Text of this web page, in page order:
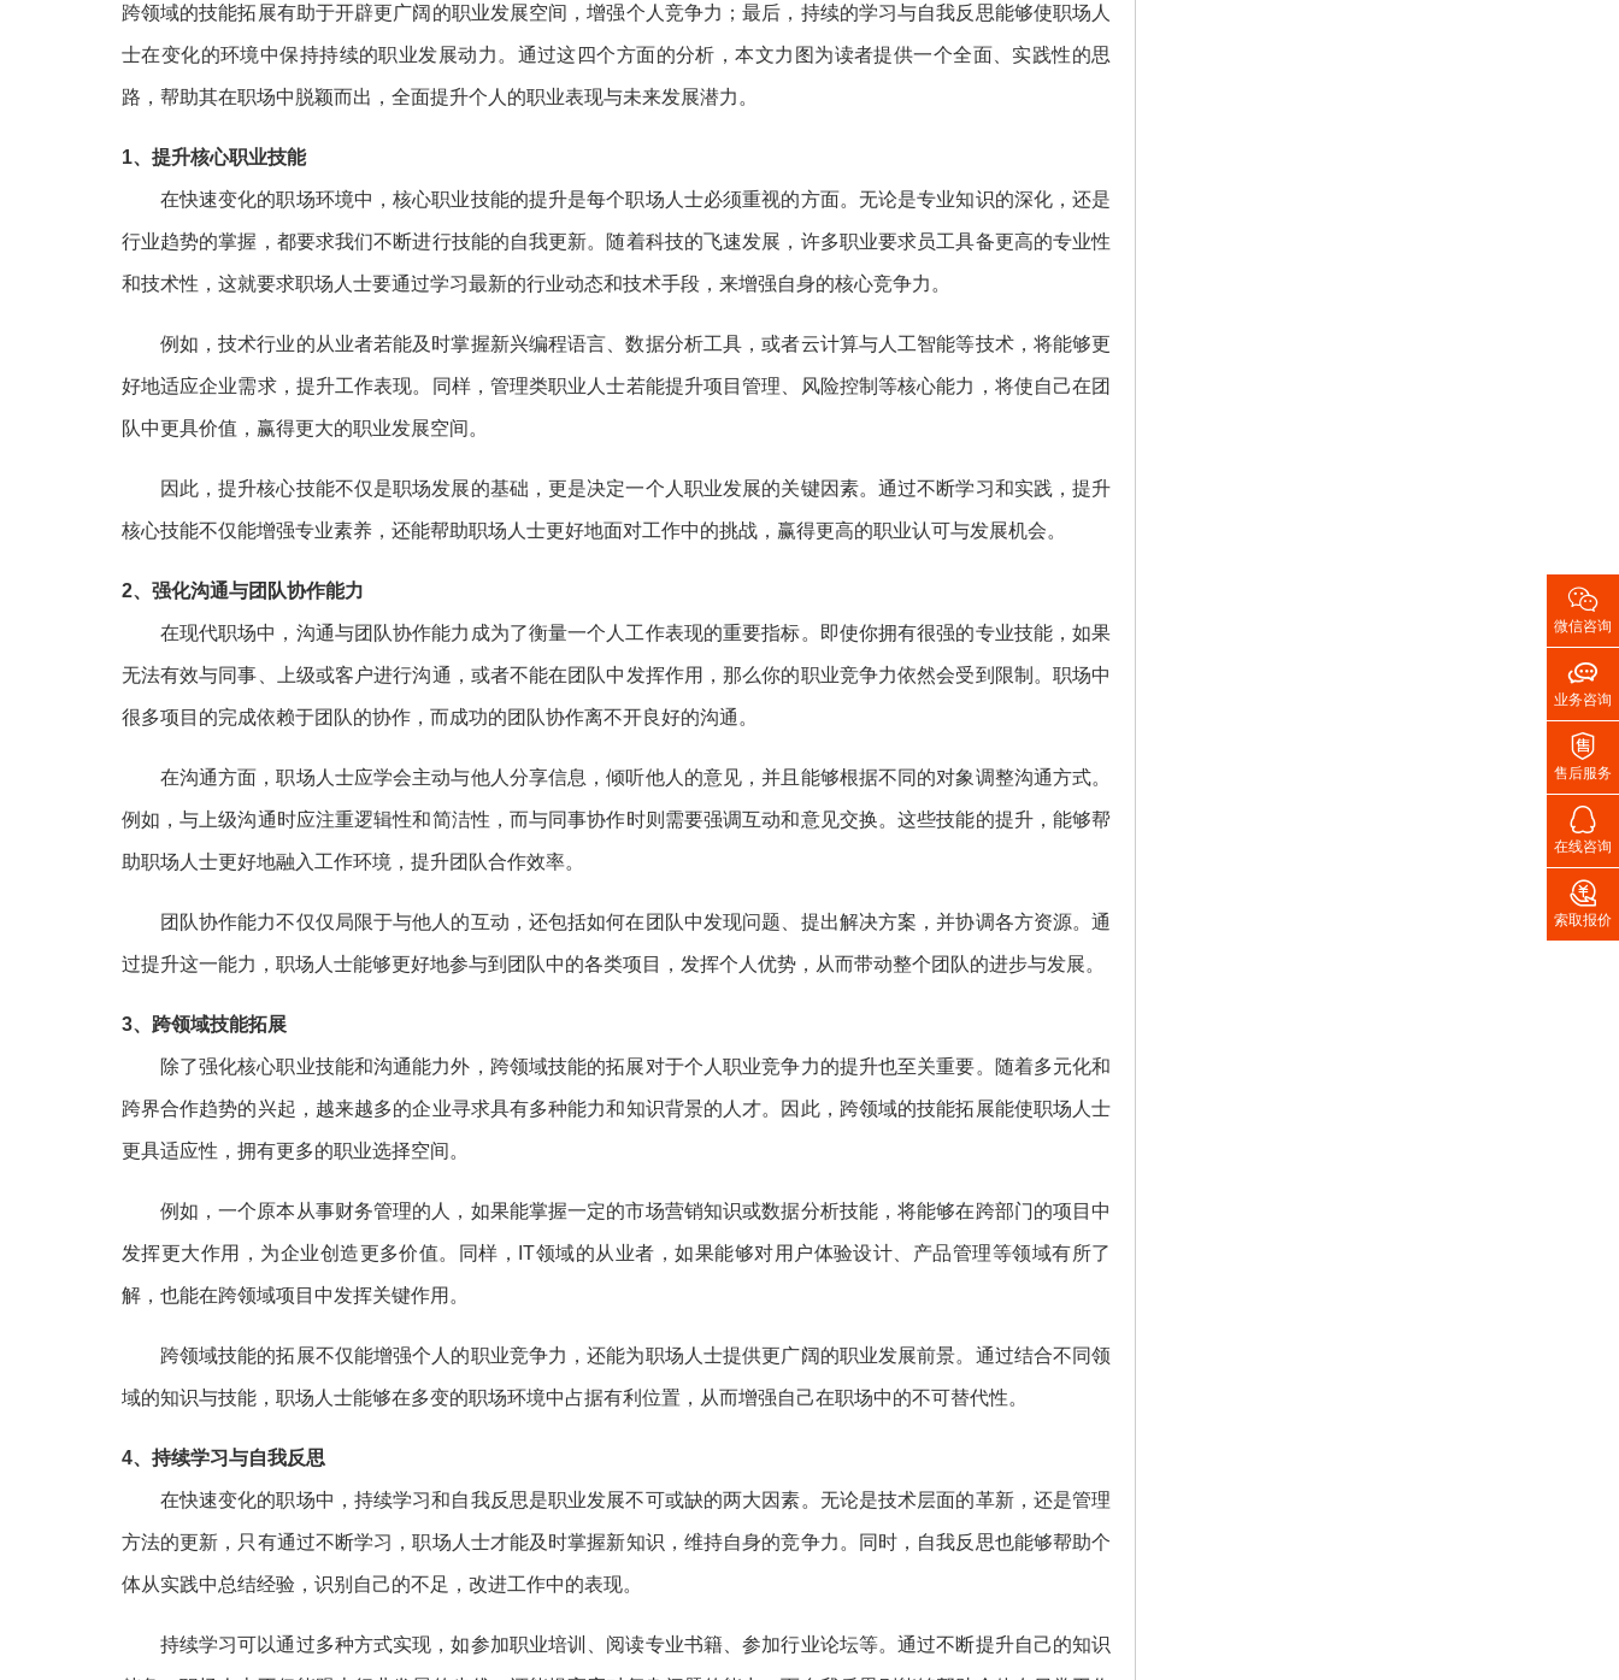
跨领域的技能拓展有助于开辟更广阔的职业发展空间，增强个人竞争力；最后，持续的学习与自我反思能够使职场人
士在变化的环境中保持持续的职业发展动力。通过这四个方面的分析，本文力图为读者提供一个全面、实践性的思
路，帮助其在职场中脱颖而出，全面提升个人的职业表现与未来发展潜力。
1、提升核心职业技能
在快速变化的职场环境中，核心职业技能的提升是每个职场人士必须重视的方面。无论是专业知识的深化，还是
行业趋势的掌握，都要求我们不断进行技能的自我更新。随着科技的飞速发展，许多职业要求员工具备更高的专业性
和技术性，这就要求职场人士要通过学习最新的行业动态和技术手段，来增强自身的核心竞争力。
例如，技术行业的从业者若能及时掌握新兴编程语言、数据分析工具，或者云计算与人工智能等技术，将能够更
好地适应企业需求，提升工作表现。同样，管理类职业人士若能提升项目管理、风险控制等核心能力，将使自己在团
队中更具价值，赢得更大的职业发展空间。
因此，提升核心技能不仅是职场发展的基础，更是决定一个人职业发展的关键因素。通过不断学习和实践，提升
核心技能不仅能增强专业素养，还能帮助职场人士更好地面对工作中的挑战，赢得更高的职业认可与发展机会。
2、强化沟通与团队协作能力
在现代职场中，沟通与团队协作能力成为了衡量一个人工作表现的重要指标。即使你拥有很强的专业技能，如果
无法有效与同事、上级或客户进行沟通，或者不能在团队中发挥作用，那么你的职业竞争力依然会受到限制。职场中
很多项目的完成依赖于团队的协作，而成功的团队协作离不开良好的沟通。
在沟通方面，职场人士应学会主动与他人分享信息，倾听他人的意见，并且能够根据不同的对象调整沟通方式。
例如，与上级沟通时应注重逻辑性和简洁性，而与同事协作时则需要强调互动和意见交换。这些技能的提升，能够帮
助职场人士更好地融入工作环境，提升团队合作效率。
团队协作能力不仅仅局限于与他人的互动，还包括如何在团队中发现问题、提出解决方案，并协调各方资源。通
过提升这一能力，职场人士能够更好地参与到团队中的各类项目，发挥个人优势，从而带动整个团队的进步与发展。
3、跨领域技能拓展
除了强化核心职业技能和沟通能力外，跨领域技能的拓展对于个人职业竞争力的提升也至关重要。随着多元化和
跨界合作趋势的兴起，越来越多的企业寻求具有多种能力和知识背景的人才。因此，跨领域的技能拓展能使职场人士
更具适应性，拥有更多的职业选择空间。
例如，一个原本从事财务管理的人，如果能掌握一定的市场营销知识或数据分析技能，将能够在跨部门的项目中
发挥更大作用，为企业创造更多价值。同样，IT领域的从业者，如果能够对用户体验设计、产品管理等领域有所了
解，也能在跨领域项目中发挥关键作用。
跨领域技能的拓展不仅能增强个人的职业竞争力，还能为职场人士提供更广阔的职业发展前景。通过结合不同领
域的知识与技能，职场人士能够在多变的职场环境中占据有利位置，从而增强自己在职场中的不可替代性。
4、持续学习与自我反思
在快速变化的职场中，持续学习和自我反思是职业发展不可或缺的两大因素。无论是技术层面的革新，还是管理
方法的更新，只有通过不断学习，职场人士才能及时掌握新知识，维持自身的竞争力。同时，自我反思也能够帮助个
体从实践中总结经验，识别自己的不足，改进工作中的表现。
持续学习可以通过多种方式实现，如参加职业培训、阅读专业书籍、参加行业论坛等。通过不断提升自己的知识

微信咨询

业务咨询

售后服务

在线咨询

索取报价